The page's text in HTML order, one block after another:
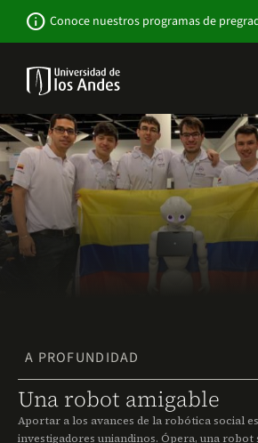
contenido
info Conoce nuestros programas de
Navbar
-
Sitio
Institucional
A PROFUNDIDAD
Una robot amigable
Aportar a los avances de la robótica social
investigadores uniandinos. Ópera, una robot